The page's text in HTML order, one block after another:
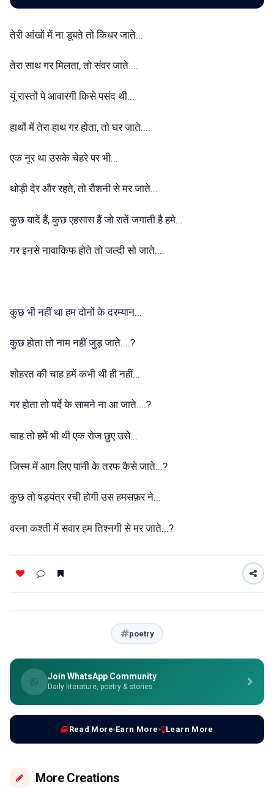
तेरी आंखों में ना डूबते तो किधर जाते...
तेरा साथ गर मिलता, तो संवर जाते....
यूं रास्तों पे आवारगी किसे पसंद थी...
हाथों में तेरा हाथ गर होता, तो घर जाते....
एक नूर था उसके चेहरे पर भी...
थोड़ी देर और रहते, तो रौशनी से मर जाते...
कुछ यादें हैं, कुछ एहसास हैं जो रातें जगाती है हमे...
गर इनसे नावाकिफ होते तो जल्दी सो जाते....
कुछ भी नहीं था हम दोनों के दरम्यान...
कुछ होता तो नाम नहीं जुड़ जाते....?
शोहरत की चाह हमें कभी थी ही नहीं...
गर होता तो पर्दे के सामने ना आ जाते....?
चाह तो हमें भी थी एक रोज छुए उसे...
जिस्म में आग लिए पानी के तरफ कैसे जाते...?
कुछ तो षड्यंत्र रची होगी उस हमसफ़र ने...
वरना कश्ती में सवार हम तिश्नगी से मर जाते...?
poetry
Join WhatsApp Community
Daily literature, poetry & stories
Read More Earn More Learn More
More Creations